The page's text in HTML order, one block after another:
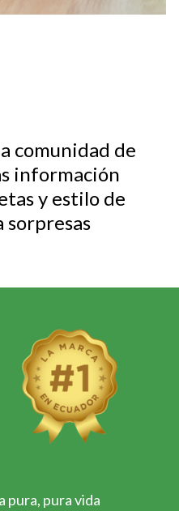
comunidad de
información
y estilo de
sorpresas
pura, pura vida